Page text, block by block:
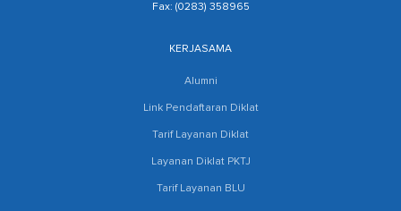
Fax: (0283) 358965
KERJASAMA
Alumni
Link Pendaftaran Diklat
Tarif Layanan Diklat
Layanan Diklat PKTJ
Tarif Layanan BLU